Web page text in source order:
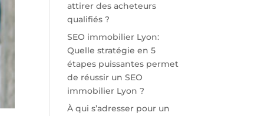
attirer des acheteurs
qualifiés ?
SEO immobilier Lyon:
Quelle stratégie en 5
étapes puissantes permet
de réussir un SEO
immobilier Lyon ?
À qui s’adresser pour un